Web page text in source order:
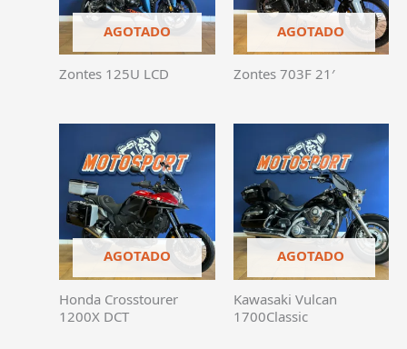
AGOTADO
Zontes 125U LCD
AGOTADO
Zontes 703F 21′
AGOTADO
Honda Crosstourer
1200X DCT
AGOTADO
Kawasaki Vulcan
1700Classic